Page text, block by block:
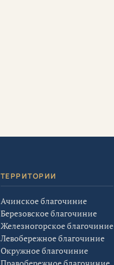
ТЕРРИТОРИИ
Ачинское благочиние
Березовское благочиние
Железногорское благочиние
Левобережное благочиние
Окружное благочиние